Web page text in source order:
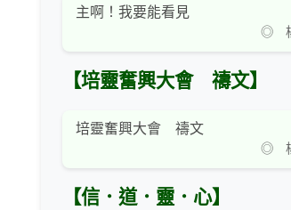
主啊！我要能看見
◎ 楊
【培靈奮興大會 禱文】
培靈奮興大會 禱文
◎ 楊
【信．道．靈．心】